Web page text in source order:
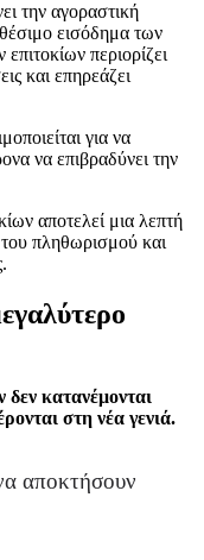
την αγοραστική
εισόδημα των
περιορίζει
και επηρεάζει
για να
να επιβραδύνει την
αποτελεί μια λεπτή
πληθωρισμού και
κατανέμονται
στη νέα γενιά.
αποκτήσουν